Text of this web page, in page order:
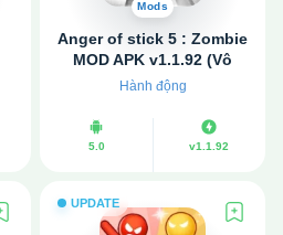
Mods
Anger of stick 5 : Zombie
MOD APK v1.1.92 (Vô
hạn tiền, đá quý)
Hành động
5.0 v1.1.92
UPDATE